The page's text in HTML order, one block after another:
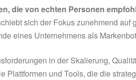
die von echten Personen
sich der Fokus zunehmend auf
eines Unternehmens als
in der Skalierung,
Plattformen und Tools, die die